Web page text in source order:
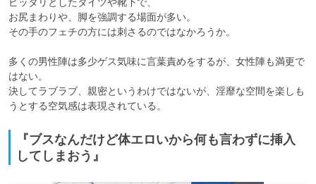
お尻まわりや、脚を強調する場面が多い。
その手のフェチの方には刺さるのではなかろうか。
多くの男性陣は多少ゲス気味に言葉責めをするが、女性陣も満更で
はない。
決してラブラブ、親密というわけではないが、淫靡な空間を楽しも
うとする空気感は表現されている。
『ブスなんだけど体エロいから何も言わずに挿入
してしまおう』